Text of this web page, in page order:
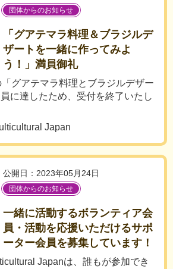
団体からのお知らせ
「グアテマラ料理＆ブラジルデ
ザートを一緒に作ってみよ
う！」満員御礼
グアテマラ料理とブラジルデザー
に達したため、受付を終了いたし
Japan
公開日：2023年05月24日
団体からのお知らせ
一緒に活動するボランティア会
員・活動を応援いただけるサポ
ーター会員を募集しています！
Japanは、誰もが参加でき